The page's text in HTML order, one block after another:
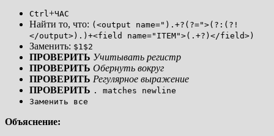
Ctrl +ЧАС
Найти то, что: (<output name=").+?(?=">(?:(?!
</output>).)+<field name="ITEM">(.+?)</field>)
Заменить: $1$2
ПРОВЕРИТЬ Учитывать регистр
ПРОВЕРИТЬ Обернуть вокруг
ПРОВЕРИТЬ Регулярное выражение
ПРОВЕРИТЬ . matches newline
Заменить все
Объяснение: